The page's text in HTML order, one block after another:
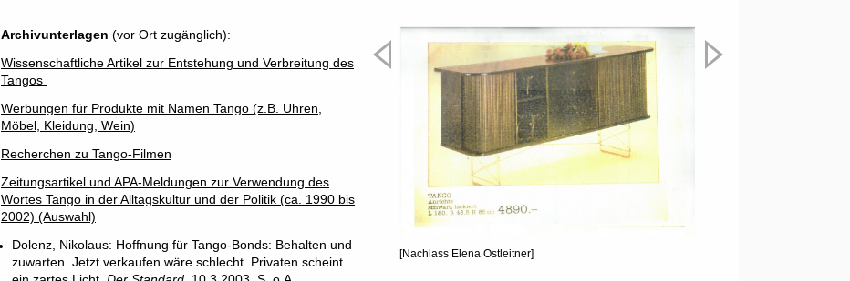
Archivunterlagen (vor Ort zugänglich):
Wissenschaftliche Artikel zur Entstehung und Verbreitung des
Tangos
Werbungen für Produkte mit Namen Tango (z.B. Uhren,
Möbel, Kleidung, Wein)
Recherchen zu Tango-Filmen
Zeitungsartikel und APA-Meldungen zur Verwendung des
Wortes Tango in der Alltagskultur und der Politik (ca. 1990 bis
2002) (Auswahl)
Dolenz, Nikolaus: Hoffnung für Tango-Bonds: Behalten und
zuwarten. Jetzt verkaufen wäre schlecht. Privaten scheint
[Nachlass Elena Ostleitner]